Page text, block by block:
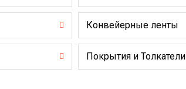
Конвейерные ленты
Покрытия и Толкатели